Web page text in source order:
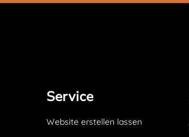
Service
Website erstellen lassen